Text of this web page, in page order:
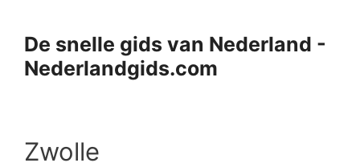
inhoud
De snelle gids van Nederland -
Nederlandgids.com
Zwolle